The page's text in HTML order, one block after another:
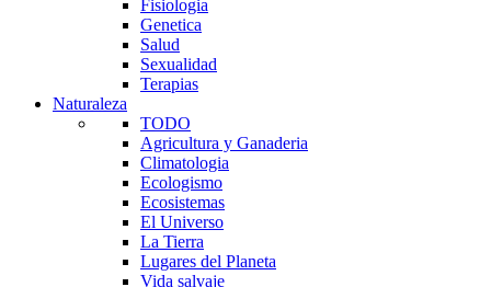
Fisiologia
Genetica
Salud
Sexualidad
Terapias
Naturaleza
TODO
Agricultura y Ganaderia
Climatologia
Ecologismo
Ecosistemas
El Universo
La Tierra
Lugares del Planeta
Vida salvaje